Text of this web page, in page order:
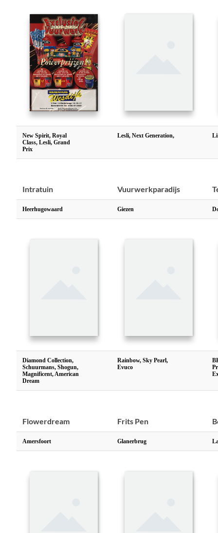
New Spirit, Royal
Class, Lesli, Grand
Prix
Lesli, Next Generation,
Intratuin Vuurwerkparadijs
Heerhugowaard Giezen
Diamond Collection,
Schuurmans, Shogun,
Magnificent, American
Dream
Rainbow, Sky Pearl,
Evuco
Flowerdream Frits Pen
Amersfoort Glanerbrug